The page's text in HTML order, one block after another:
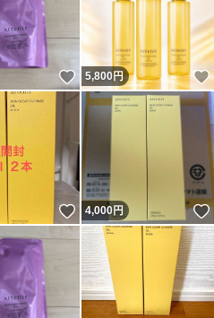
いいね！
5,800円
いいね！
4,000円